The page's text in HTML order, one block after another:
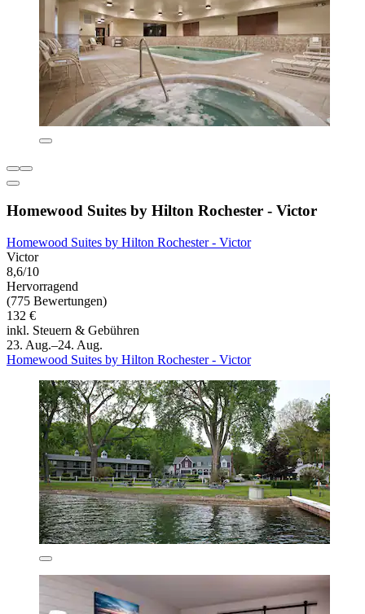
Homewood Suites by Hilton Rochester - Victor
Homewood Suites by Hilton Rochester - Victor
Victor
8,6/10
Hervorragend
(775 Bewertungen)
132 €
inkl. Steuern & Gebühren
23. Aug.–24. Aug.
Homewood Suites by Hilton Rochester - Victor